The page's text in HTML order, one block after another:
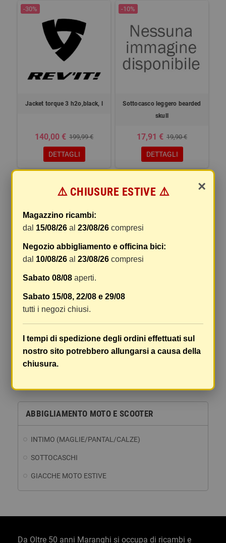
ABBIGLIAMENTO MOTO E SCOOTER
INTIMO (MAGLIE/PANTAL/CALZE)
SOTTOCASCHI
GIACCHE MOTO ESTIVE
-30%
Jacket torque 3 h2o,black, l
140,00 € 199,99 €
DETTAGLI
-10%
Sottocasco leggero bearded
skull
17,91 € 19,90 €
DETTAGLI
Maglia uomo manica corta nera
41,31 € 45,90 €
DETTAGLI
×
⚠️ CHIUSURE ESTIVE ⚠️
Magazzino ricambi:
dal 15/08/26 al23/08/26 compresi
Negozio abbigliamento e officina bici:
dal 10/08/26 al23/08/26 compresi
Sabato 08/08 aperti.
Sabato 15/08, 22/08 e 29/08
tutti i negozi chiusi.
I tempi di spedizione degli ordini effettuati sul
nostro sito potrebbero allungarsi a causa della
chiusura.
Da Oltre 50 anni Maranghi si occupa di ricambi e